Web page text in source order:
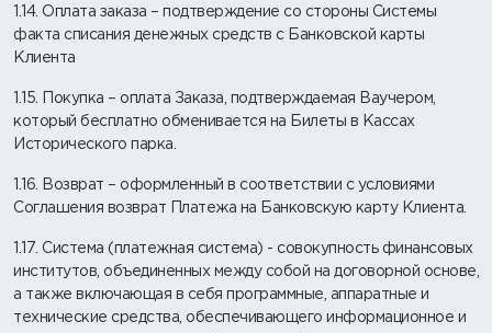
1.14. Оплата заказа – подтверждение со стороны Системы
факта списания денежных средств с Банковской карты
Клиента
1.15. Покупка – оплата Заказа, подтверждаемая Ваучером,
который бесплатно обменивается на Билеты в Кассах
Исторического парка.
1.16. Возврат – оформленный в соответствии с условиями
Соглашения возврат Платежа на Банковскую карту Клиента.
1.17. Система (платежная система) - совокупность финансовых
институтов, объединенных между собой на договорной основе,
а также включающая в себя программные, аппаратные и
технические средства, обеспечивающего информационное и